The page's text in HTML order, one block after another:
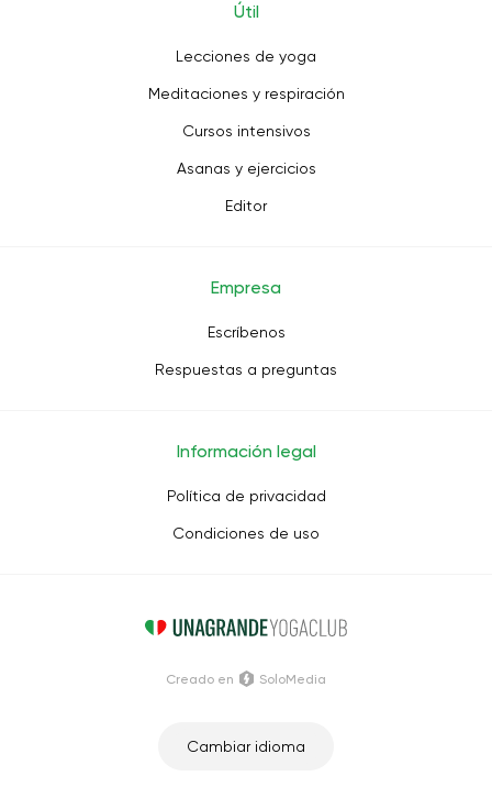
Útil
Lecciones de yoga
Meditaciones y respiración
Cursos intensivos
Asanas y ejercicios
Editor
Empresa
Escríbenos
Respuestas a preguntas
Información legal
Política de privacidad
Condiciones de uso
Cambiar idioma
Creado en SoloMedia